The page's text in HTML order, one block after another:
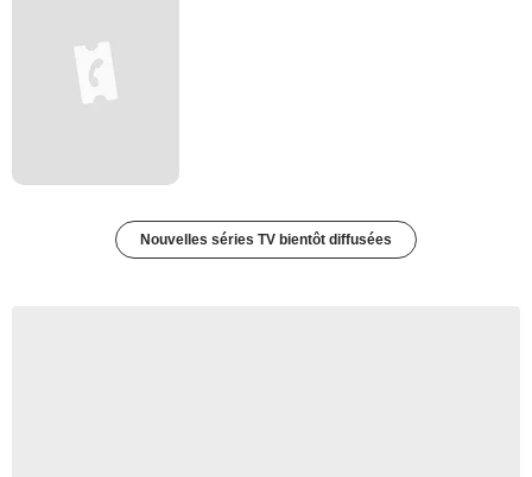
Nouvelles séries TV bientôt diffusées